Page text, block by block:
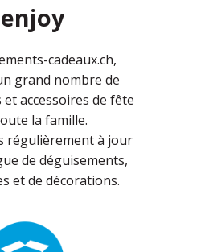
enjoy
cadeaux.ch,
grand nombre de
accessoires de fête
la famille.
régulièrement à jour
de déguisements,
et de décorations.